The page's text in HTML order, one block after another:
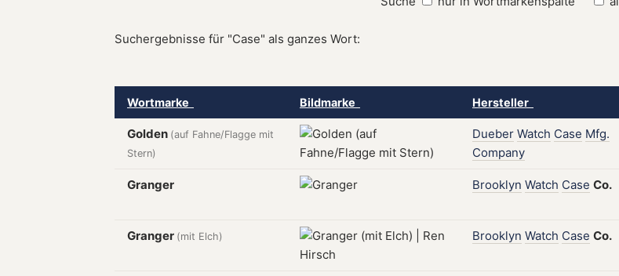
Suchergebnisse für "Case" als ganzes Wort:
Wortmarke Bildmarke Hersteller
Golden (auf Fahne/Flagge mit
Stern)
Dueber Watch Case Mfg.
Company
Granger Brooklyn Watch Case Co.
Granger (mit Elch) Brooklyn Watch Case Co.